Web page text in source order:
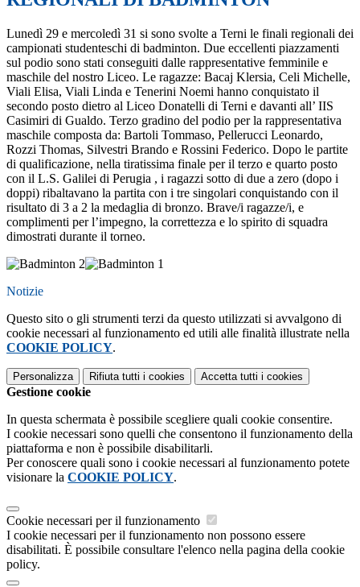
Lunedì 29 e mercoledì 31 si sono svolte a Terni le finali regionali dei
campionati studenteschi di badminton. Due eccellenti piazzamenti
sul podio sono stati conseguiti dalle rappresentative femminile e
maschile del nostro Liceo. Le ragazze: Bacaj Klersia, Celi Michelle,
Viali Elisa, Viali Linda e Tenerini Noemi hanno conquistato il
secondo posto dietro al Liceo Donatelli di Terni e davanti all’ IIS
Casimiri di Gualdo. Terzo gradino del podio per la rappresentativa
maschile composta da: Bartoli Tommaso, Pellerucci Leonardo,
Rozzi Thomas, Silvestri Brando e Rossini Federico. Dopo le partite
di qualificazione, nella tiratissima finale per il terzo e quarto posto
con il L.S. Galilei di Perugia , i ragazzi sotto di due a zero (dopo i
doppi) ribaltavano la partita con i tre singolari conquistando con il
risultato di 3 a 2 la medaglia di bronzo. Brave/i ragazze/i, e
complimenti per l’impegno, la correttezza e lo spirito di squadra
dimostrati durante il torneo.
Notizie
Questo sito o gli strumenti terzi da questo utilizzati si avvalgono di
cookie necessari al funzionamento ed utili alle finalità illustrate nella
COOKIE POLICY.
Personalizza Rifiuta tutti i cookies Accetta tutti i cookies
Gestione cookie
In questa schermata è possibile scegliere quali cookie consentire.
I cookie necessari sono quelli che consentono il funzionamento della
piattaforma e non è possibile disabilitarli.
Per conoscere quali sono i cookie necessari al funzionamento potete
visionare la COOKIE POLICY.
Cookie necessari per il funzionamento
I cookie necessari per il funzionamento non possono essere
disabilitati. È possibile consultare l'elenco nella pagina della cookie
policy.